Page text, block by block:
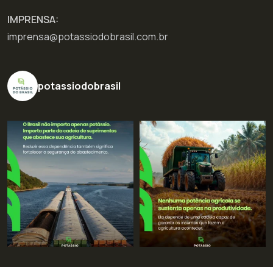
IMPRENSA:
imprensa@potassiodobrasil.com.br
potassiodobrasil